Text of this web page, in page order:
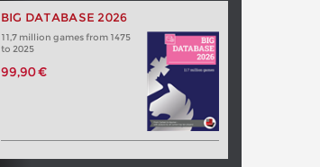
BIG DATABASE 2026
11,7 million games from 1475
to 2025
99,90 €